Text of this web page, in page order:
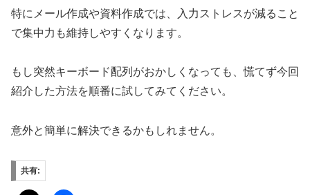
特にメール作成や資料作成では、入力ストレスが減ること
で集中力も維持しやすくなります。
もし突然キーボード配列がおかしくなっても、慌てず今回
紹介した方法を順番に試してみてください。
意外と簡単に解決できるかもしれません。
共有: